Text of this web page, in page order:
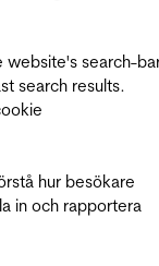
website's search-
search results.
hur besökare
in och rapportera